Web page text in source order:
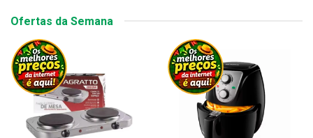
Ofertas da Semana